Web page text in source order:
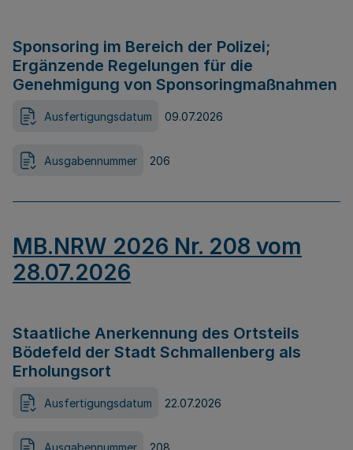
Sponsoring im Bereich der Polizei;
Ergänzende Regelungen für die
Genehmigung von Sponsoringmaßnahmen
Ausfertigungsdatum 09.07.2026
Ausgabennummer 206
MB.NRW 2026 Nr. 208 vom
28.07.2026
Staatliche Anerkennung des Ortsteils
Bödefeld der Stadt Schmallenberg als
Erholungsort
Ausfertigungsdatum 22.07.2026
Ausgabennummer 208